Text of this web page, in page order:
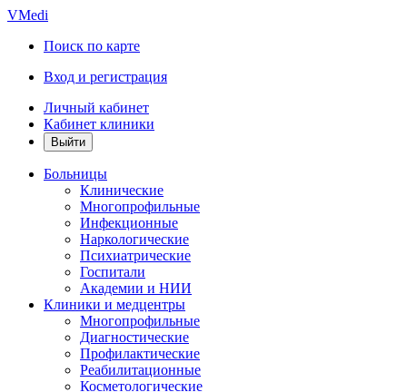
VMedi
Поиск по карте
Вход и регистрация
Личный кабинет
Кабинет клиники
Больницы
Клинические
Многопрофильные
Инфекционные
Наркологические
Психиатрические
Госпитали
Академии и НИИ
Клиники и медцентры
Многопрофильные
Диагностические
Профилактические
Реабилитационные
Косметологические